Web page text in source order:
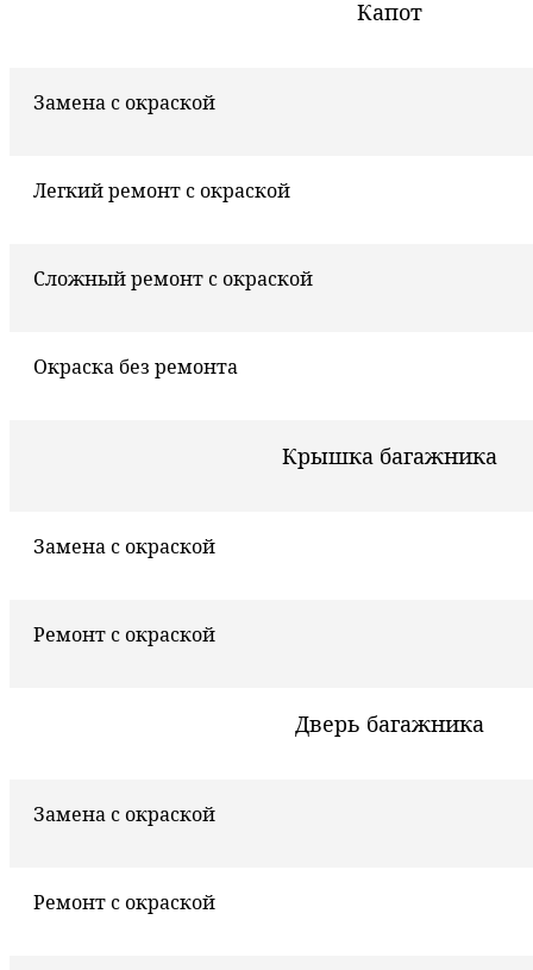
Капот
Замена с окраской
Легкий ремонт с окраской
Сложный ремонт с окраской
Окраска без ремонта
Крышка багажника
Замена с окраской
Ремонт с окраской
Дверь багажника
Замена с окраской
Ремонт с окраской